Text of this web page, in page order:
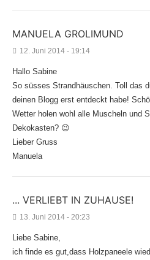
MANUELA GROLIMUND
12. Juni 2014 - 19:14
Hallo Sabine
So süsses Strandhäuschen. Toll das
deinen Blogg erst entdeckt habe!
Wetter holen wohl alle Muscheln und
Dekokasten? 😉
Lieber Gruss
Manuela
... VERLIEBT IN ZUHAUSE!
13. Juni 2014 - 20:23
Liebe Sabine,
ich finde es gut,dass Holzpaneele